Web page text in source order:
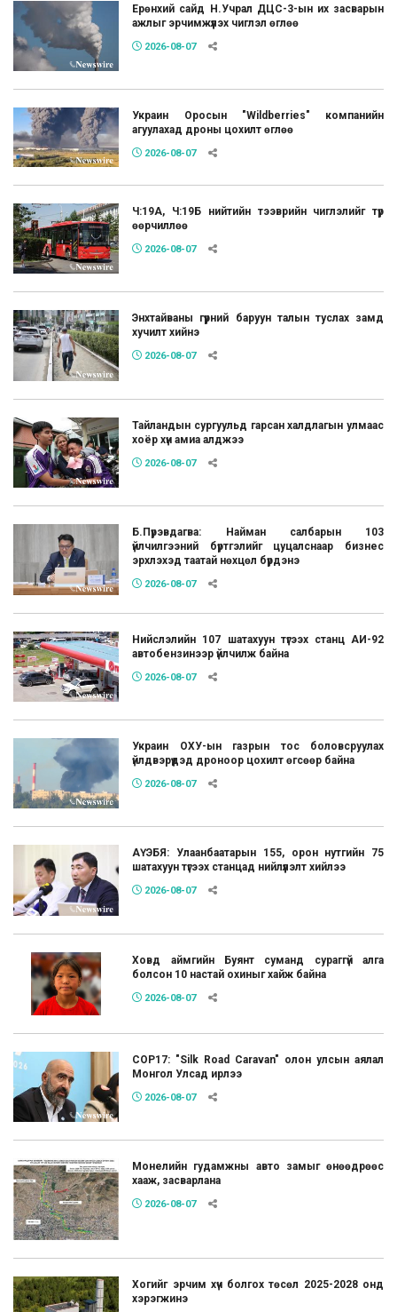
Ерөнхий сайд Н.Учрал ДЦС-3-ын их засварын
ажлыг эрчимжүүлэх чиглэл өглөө
2026-08-07
Украин Оросын "Wildberries" компанийн
агуулахад дроны цохилт өглөө
2026-08-07
Ч:19А, Ч:19Б нийтийн тээврийн чиглэлийг түр
өөрчиллөө
2026-08-07
Энхтайваны гүүрний баруун талын туслах замд
хучилт хийнэ
2026-08-07
Тайландын сургуульд гарсан халдлагын улмаас
хоёр хүн амиа алджээ
2026-08-07
Б.Пүрэвдагва: Найман салбарын 103
үйлчилгээний бүртгэлийг цуцалснаар бизнес
эрхлэхэд таатай нөхцөл бүрдэнэ
2026-08-07
Нийслэлийн 107 шатахуун түгээх станц АИ-92
автобензинээр үйлчилж байна
2026-08-07
Украин ОХУ-ын газрын тос боловсруулах
үйлдвэрүүдэд дроноор цохилт өгсөөр байна
2026-08-07
АҮЭБЯ: Улаанбаатарын 155, орон нутгийн 75
шатахуун түгээх станцад нийлүүлэлт хийлээ
2026-08-07
Ховд аймгийн Буянт суманд сураггүй алга
болсон 10 настай охиныг хайж байна
2026-08-07
COP17: "Silk Road Caravan" олон улсын аялал
Монгол Улсад ирлээ
2026-08-07
Монелийн гудамжны авто замыг өнөөдрөөс
хааж, засварлана
2026-08-07
Хогийг эрчим хүч болгох төсөл 2025-2028 онд
хэрэгжинэ